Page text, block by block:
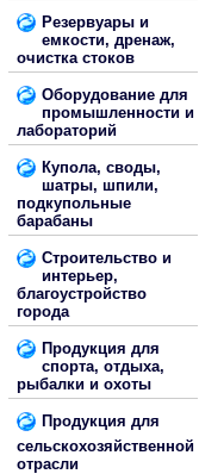
Резервуары и
емкости, дренаж,
очистка стоков
Оборудование для
промышленности и
лабораторий
Купола, своды,
шатры, шпили,
подкупольные
барабаны
Строительство и
интерьер,
благоустройство
города
Продукция для
спорта, отдыха,
рыбалки и охоты
Продукция для
сельскохозяйственной
отрасли